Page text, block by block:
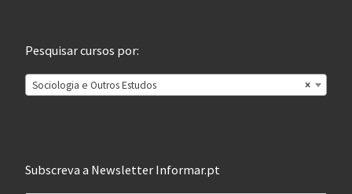
Pesquisar cursos por:
×
Sociologia e Outros Estudos
Subscreva a Newsletter Informar.pt